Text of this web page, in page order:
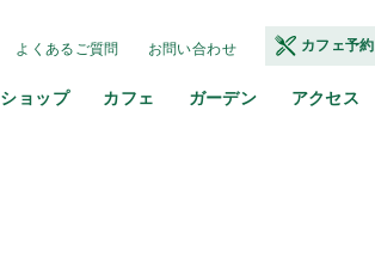
よくあるご質問 お問い合わせ カフェ予約
ショップ カフェ ガーデン アクセス